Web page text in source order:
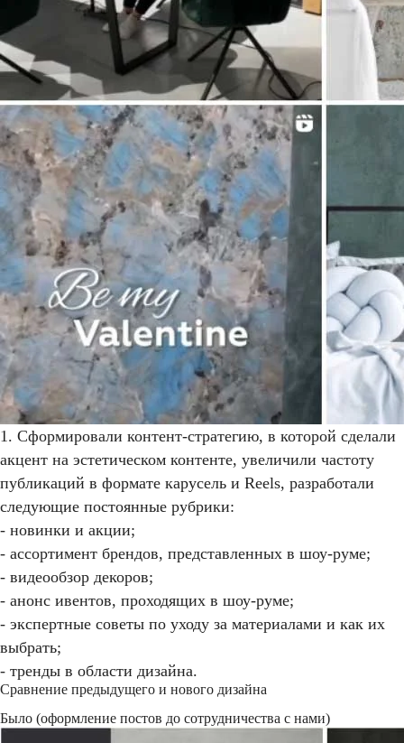
1. Сформировали контент-стратегию, в которой сделали
акцент на эстетическом контенте, увеличили частоту
публикаций в формате карусель и Reels, разработали
следующие постоянные рубрики:
- новинки и акции;
- ассортимент брендов, представленных в шоу-руме;
- видеообзор декоров;
- анонс ивентов, проходящих в шоу-руме;
- экспертные советы по уходу за материалами и как их
выбрать;
- тренды в области дизайна.
Сравнение предыдущего и нового дизайна
Было (оформление постов до сотрудничества с нами)